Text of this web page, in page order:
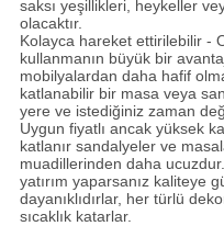
saksı yeşillikleri, heykeller
olacaktır.
Kolayca hareket ettirilebilir -
kullanmanın büyük bir
mobilyalardan daha hafif
katlanabilir bir masa veya
yere ve istediğiniz zaman
Uygun fiyatlı ancak yüksek
katlanır sandalyeler ve
muadillerinden daha
yatırım yaparsanız kaliteye
dayanıklıdırlar, her türlü
sıcaklık katarlar.